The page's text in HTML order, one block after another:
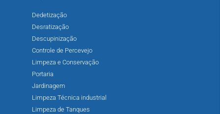
Dedetização
Desratização
Descupinização
Controle de Percevejo
Limpeza e Conservação
Portaria
Jardinagem
Limpeza Técnica industrial
Limpeza de Tanques